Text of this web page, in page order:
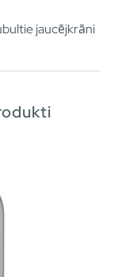
jaucējkrāni